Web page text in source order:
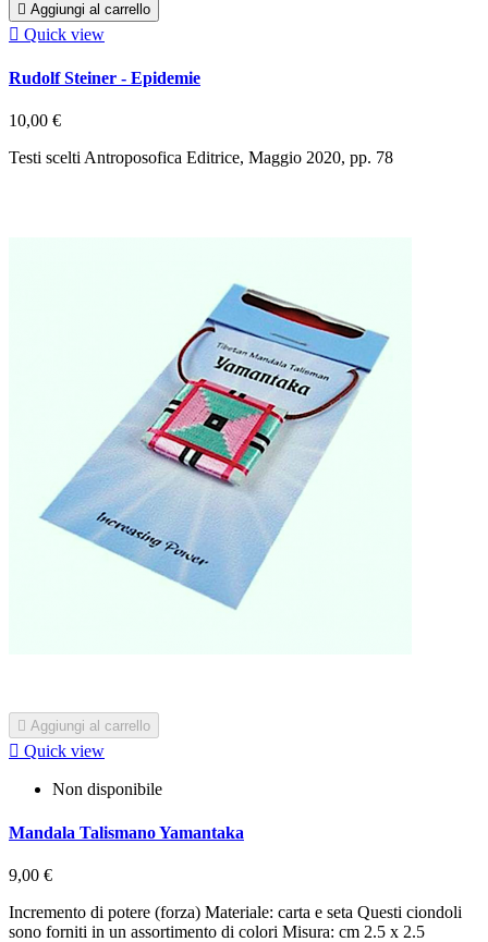
 Aggiungi al carrello
 Quick view
Rudolf Steiner - Epidemie
10,00 €
Testi scelti Antroposofica Editrice, Maggio 2020, pp. 78
 Aggiungi al carrello
 Quick view
Non disponibile
Mandala Talismano Yamantaka
9,00 €
Incremento di potere (forza) Materiale: carta e seta Questi ciondoli
sono forniti in un assortimento di colori Misura: cm 2.5 x 2.5